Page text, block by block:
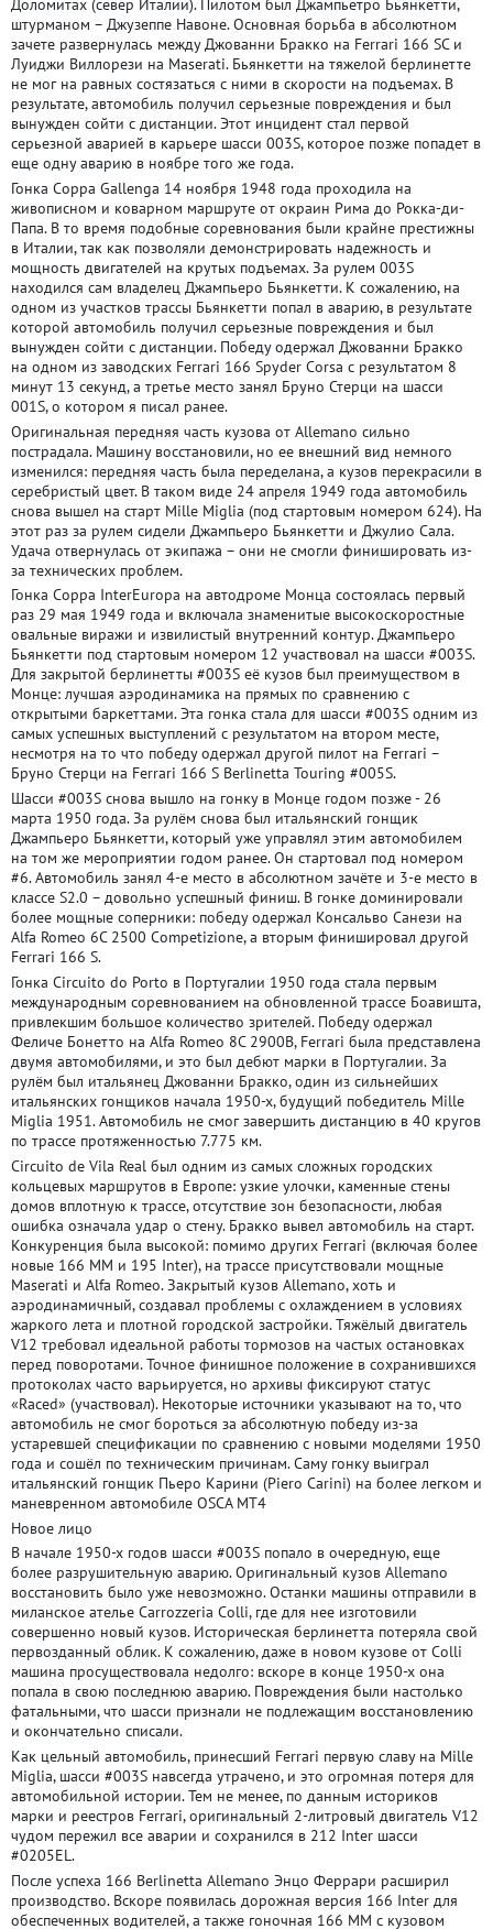
Доломитах (север Италии). Пилотом был Джампьетро Бьянкетти,
штурманом – Джузеппе Навоне. Основная борьба в абсолютном
зачете развернулась между Джованни Бракко на Ferrari 166 SC и
Луиджи Виллорези на Maserati. Бьянкетти на тяжелой берлинетте
не мог на равных состязаться с ними в скорости на подъемах. В
результате, автомобиль получил серьезные повреждения и был
вынужден сойти с дистанции. Этот инцидент стал первой
серьезной аварией в карьере шасси 003S, которое позже попадет в
еще одну аварию в ноябре того же года.
Гонка Coppa Gallenga 14 ноября 1948 года проходила на
живописном и коварном маршруте от окраин Рима до Рокка-ди-
Папа. В то время подобные соревнования были крайне престижны
в Италии, так как позволяли демонстрировать надежность и
мощность двигателей на крутых подъемах. За рулем 003S
находился сам владелец Джампьеро Бьянкетти. К сожалению, на
одном из участков трассы Бьянкетти попал в аварию, в результате
которой автомобиль получил серьезные повреждения и был
вынужден сойти с дистанции. Победу одержал Джованни Бракко
на одном из заводских Ferrari 166 Spyder Corsa с результатом 8
минут 13 секунд, а третье место занял Бруно Стерци на шасси
001S, о котором я писал ранее.
Оригинальная передняя часть кузова от Allemano сильно
пострадала. Машину восстановили, но ее внешний вид немного
изменился: передняя часть была переделана, а кузов перекрасили в
серебристый цвет. В таком виде 24 апреля 1949 года автомобиль
снова вышел на старт Mille Miglia (под стартовым номером 624). На
этот раз за рулем сидели Джампьеро Бьянкетти и Джулио Сала.
Удача отвернулась от экипажа – они не смогли финишировать из-
за технических проблем.
Гонка Coppa InterEuropa на автодроме Монца состоялась первый
раз 29 мая 1949 года и включала знаменитые высокоскоростные
овальные виражи и извилистый внутренний контур. Джампьеро
Бьянкетти под стартовым номером 12 участвовал на шасси #003S.
Для закрытой берлинетты #003S её кузов был преимуществом в
Монце: лучшая аэродинамика на прямых по сравнению с
открытыми баркеттами. Эта гонка стала для шасси #003S одним из
самых успешных выступлений с результатом на втором месте,
несмотря на то что победу одержал другой пилот на Ferrari –
Бруно Стерци на Ferrari 166 S Berlinetta Touring #005S.
Шасси #003S снова вышло на гонку в Монце годом позже - 26
марта 1950 года. За рулём снова был итальянский гонщик
Джампьеро Бьянкетти, который уже управлял этим автомобилем
на том же мероприятии годом ранее. Он стартовал под номером
#6. Автомобиль занял 4-е место в абсолютном зачёте и 3-е место в
классе S2.0 – довольно успешный финиш. В гонке доминировали
более мощные соперники: победу одержал Консальво Санези на
Alfa Romeo 6C 2500 Competizione, а вторым финишировал другой
Ferrari 166 S.
Гонка Circuito do Porto в Португалии 1950 года стала первым
международным соревнованием на обновленной трассе Боавишта,
привлекшим большое количество зрителей. Победу одержал
Феличе Бонетто на Alfa Romeo 8C 2900B, Ferrari была представлена
двумя автомобилями, и это был дебют марки в Португалии. За
рулём был итальянец Джованни Бракко, один из сильнейших
итальянских гонщиков начала 1950-х, будущий победитель Mille
Miglia 1951. Автомобиль не смог завершить дистанцию в 40 кругов
по трассе протяженностью 7.775 км.
Circuito de Vila Real был одним из самых сложных городских
кольцевых маршрутов в Европе: узкие улочки, каменные стены
домов вплотную к трассе, отсутствие зон безопасности, любая
ошибка означала удар о стену. Бракко вывел автомобиль на старт.
Конкуренция была высокой: помимо других Ferrari (включая более
новые 166 MM и 195 Inter), на трассе присутствовали мощные
Maserati и Alfa Romeo. Закрытый кузов Allemano, хоть и
аэродинамичный, создавал проблемы с охлаждением в условиях
жаркого лета и плотной городской застройки. Тяжёлый двигатель
V12 требовал идеальной работы тормозов на частых остановках
перед поворотами. Точное финишное положение в сохранившихся
протоколах часто варьируется, но архивы фиксируют статус
«Raced» (участвовал). Некоторые источники указывают на то, что
автомобиль не смог бороться за абсолютную победу из-за
устаревшей спецификации по сравнению с новыми моделями 1950
года и сошёл по техническим причинам. Саму гонку выиграл
итальянский гонщик Пьеро Карини (Piero Carini) на более легком и
маневренном автомобиле OSCA MT4
Новое лицо
В начале 1950-х годов шасси #003S попало в очередную, еще
более разрушительную аварию. Оригинальный кузов Allemano
восстановить было уже невозможно. Останки машины отправили в
миланское ателье Carrozzeria Colli, где для нее изготовили
совершенно новый кузов. Историческая берлинетта потеряла свой
первозданный облик. К сожалению, даже в новом кузове от Colli
машина просуществовала недолго: вскоре в конце 1950-х она
попала в свою последнюю аварию. Повреждения были настолько
фатальными, что шасси признали не подлежащим восстановлению
и окончательно списали.
Как цельный автомобиль, принесший Ferrari первую славу на Mille
Miglia, шасси #003S навсегда утрачено, и это огромная потеря для
автомобильной истории. Тем не менее, по данным историков
марки и реестров Ferrari, оригинальный 2-литровый двигатель V12
чудом пережил все аварии и сохранился в 212 Inter шасси
#0205EL.
После успеха 166 Berlinetta Allemano Энцо Феррари расширил
производство. Вскоре появилась дорожная версия 166 Inter для
обеспеченных водителей, а также гоночная 166 MM с кузовом